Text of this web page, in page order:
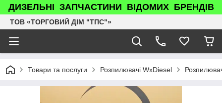
ДИЗЕЛЬНІ ЗАПЧАСТИНИ ВІДОМИХ БРЕНДІВ
ТОВ «ТОРГОВИЙ ДІМ "ТПС"»
Товари та послуги Розпилювачі WxDiesel